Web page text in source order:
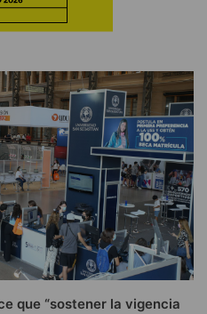
que “sostener la vigencia